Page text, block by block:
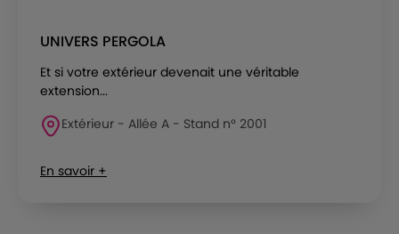
UNIVERS PERGOLA
Et si votre extérieur devenait une véritable
extension...
Extérieur - Allée A - Stand n° 2001
En savoir +